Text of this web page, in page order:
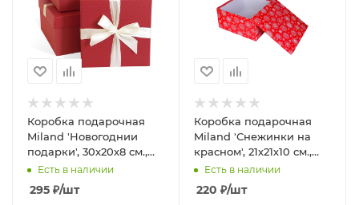
Коробка подарочная
Miland 'Новогоднии
подарки', 30х20х8 см.,
прямоугольная (Серия
5в1), 1680
Есть в наличии
295 ₽/шт
Коробка подарочная
Miland 'Снежинки на
красном', 21х21х10 см.,
квадратная (Серия 11в1),
картон, 1055
Есть в наличии
220 ₽/шт